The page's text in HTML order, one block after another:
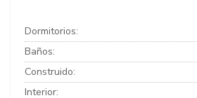
Dormitorios:
Baños:
Construido:
Interior: